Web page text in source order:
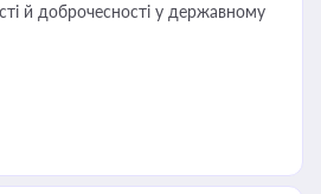
й доброчесності у державному